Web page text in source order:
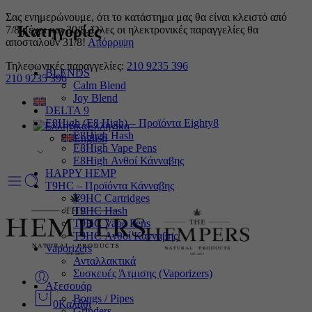
Σας ενημερώνουμε, ότι το κατάστημα μας θα είναι κλειστό από
7/8 μέχρι και 30/8. Όλες οι ηλεκτρονικές παραγγελίες θα
αποσταλούν 31/8! Απόρριψη
Τηλεφωνικές παραγγελίες: 210 9235 396
210 9235 396
Ελληνικα
English
0Καλάθι
Κατηγορίες
BLENDS
Calm Blend
Joy Blend
DELTA 9
E8High (E8 High) – Προϊόντα Eighty8
E8High Hash
E8High Vape Pens
E8High Ανθοί Κάνναβης
HAPPY HEMP
T9HC – Προϊόντα Κάνναβης
T9HC Cartridges
T9HC Hash
T9HC Vape Pens
T9HC Ανθοί Κάνναβης
Vaporizers
Ανταλλακτικά
Συσκευές Άτμισης (Vaporizers)
Αξεσουάρ
Bongs / Pipes